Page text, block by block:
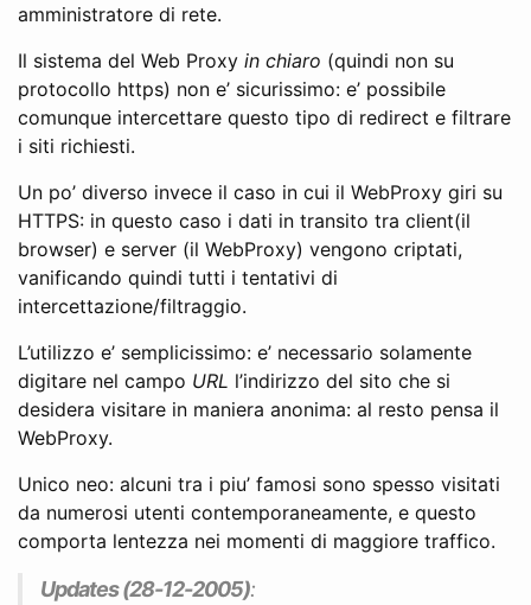
amministratore di rete.
Il sistema del Web Proxy in chiaro (quindi non su
protocollo https) non e’ sicurissimo: e’ possibile
comunque intercettare questo tipo di redirect e filtrare
i siti richiesti.
Un po’ diverso invece il caso in cui il WebProxy giri su
HTTPS: in questo caso i dati in transito tra client(il
browser) e server (il WebProxy) vengono criptati,
vanificando quindi tutti i tentativi di
intercettazione/filtraggio.
L’utilizzo e’ semplicissimo: e’ necessario solamente
digitare nel campo URL l’indirizzo del sito che si
desidera visitare in maniera anonima: al resto pensa il
WebProxy.
Unico neo: alcuni tra i piu’ famosi sono spesso visitati
da numerosi utenti contemporaneamente, e questo
comporta lentezza nei momenti di maggiore traffico.
Updates (28-12-2005):